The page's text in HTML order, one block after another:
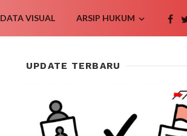
DATA VISUAL ARSIP HUKUM
UPDATE TERBARU